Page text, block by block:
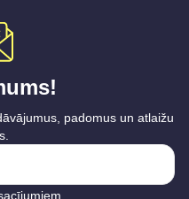
padomus un atlaižu